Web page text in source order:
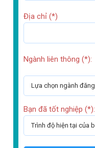
Địa chỉ (*)
Ngành liên thông (*):
Bạn đã tốt nghiệp (*):